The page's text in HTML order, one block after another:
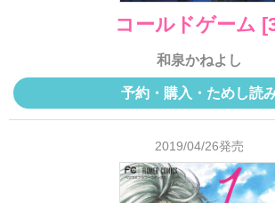
コールドゲーム
和泉かねよし
予約・購入・ためし読
2019/04/26発売